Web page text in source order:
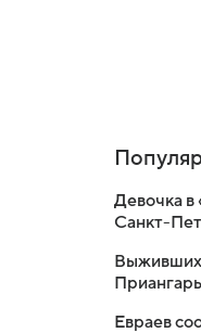
Девочка в
Санкт-
Выживших
Евраев